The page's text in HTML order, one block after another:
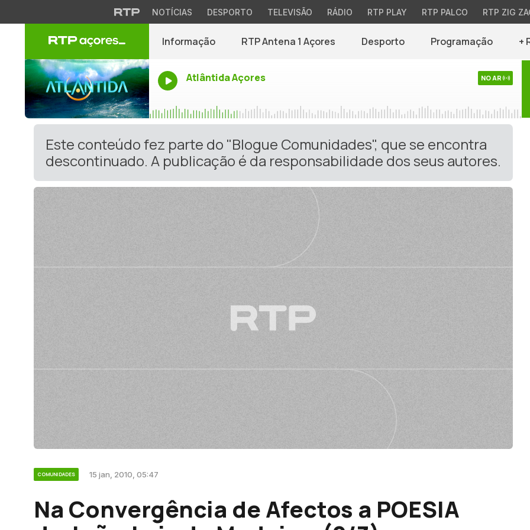
NOTÍCIAS DESPORTO TELEVISÃO RÁDIO RTP PLAY RTP PALCO RTP ZIG
Informação RTP Antena 1 Açores Desporto Programação +
Atlântida Açores NO AR
Este conteúdo fez parte do "Blogue Comunidades", que se encontra
descontinuado. A publicação é da responsabilidade dos seus autores.
COMUNIDADES 15 jan, 2010, 05:47
Na Convergência de Afectos a POESIA